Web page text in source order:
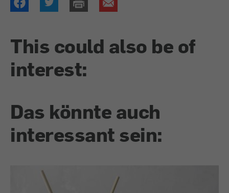
This could also be of
interest:
Das könnte auch
interessant sein: